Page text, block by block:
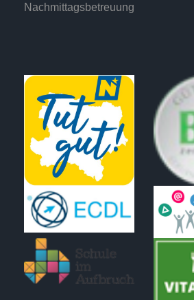
Nachmittagsbetreuung